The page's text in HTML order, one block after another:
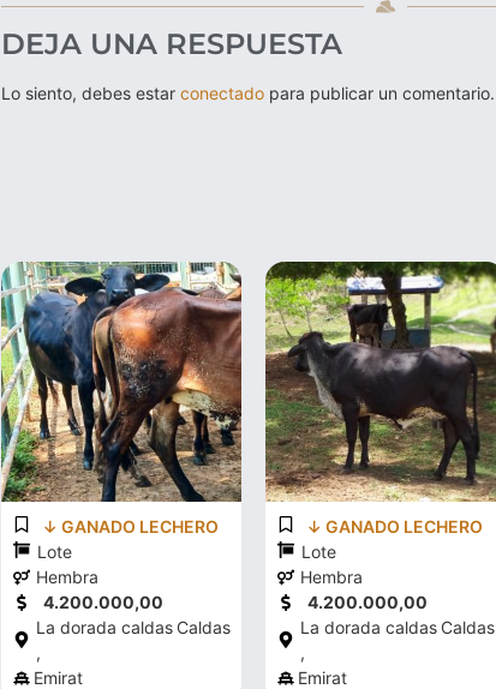
DEJA UNA RESPUESTA
Lo siento, debes estar conectado para publicar un comentario.
↓ GANADO LECHERO
Lote
Hembra
4.200.000,00
La dorada caldas
,
Caldas
Emirat
↓ GANADO LECHERO
Lote
Hembra
4.200.000,00
La dorada caldas
,
Caldas
Emirat